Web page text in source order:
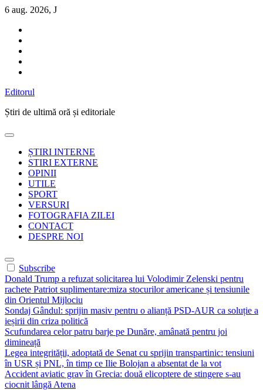
Sari
conținut
6 aug. 2026, J
Editorul
Știri de ultimă oră și editoriale
ȘTIRI INTERNE
STIRI EXTERNE
OPINII
UTILE
SPORT
VERSURI
FOTOGRAFIA ZILEI
CONTACT
DESPRE NOI
Subscribe
Donald Trump a refuzat solicitarea lui Volodimir Zelenski pentru
rachete Patriot suplimentare:miza stocurilor americane și tensiunile
din Orientul Mijlociu
Sondaj Gândul: sprijin masiv pentru o alianță PSD-AUR ca soluție a
ieșirii din criza politică
Scufundarea celor patru barje pe Dunăre, amânată pentru joi
dimineață
Legea integrității, adoptată de Senat cu sprijin transpartinic: tensiuni
în USR și PNL, în timp ce Ilie Bolojan a absentat de la vot
Accident aviatic grav în Grecia: două elicoptere de stingere s-au
ciocnit lângă Atena